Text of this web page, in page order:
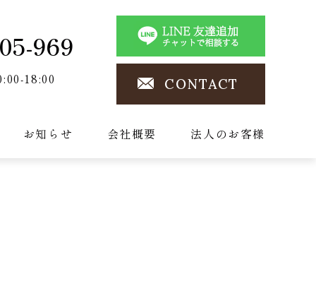
969
18:00 CONTACT
お知らせ 会社概要 法人のお客様